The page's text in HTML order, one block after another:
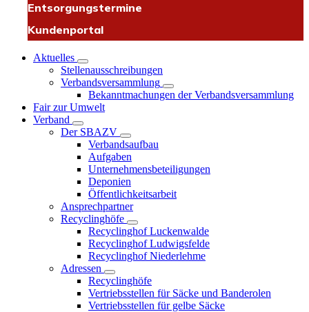
Entsorgungstermine
Kundenportal
Aktuelles
Stellenausschreibungen
Verbandsversammlung
Bekanntmachungen der Verbandsversammlung
Fair zur Umwelt
Verband
Der SBAZV
Verbandsaufbau
Aufgaben
Unternehmensbeteiligungen
Deponien
Öffentlichkeitsarbeit
Ansprechpartner
Recyclinghöfe
Recyclinghof Luckenwalde
Recyclinghof Ludwigsfelde
Recyclinghof Niederlehme
Adressen
Recyclinghöfe
Vertriebsstellen für Säcke und Banderolen
Vertriebsstellen für gelbe Säcke